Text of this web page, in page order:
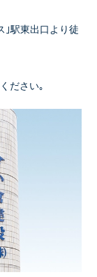
｣駅東出口より徒
ださい｡